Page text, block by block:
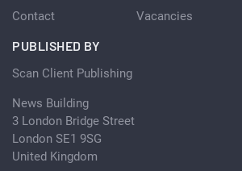
Contact Vacancies
PUBLISHED BY
Scan Client Publishing
News Building
3 London Bridge Street
London SE1 9SG
United Kingdom